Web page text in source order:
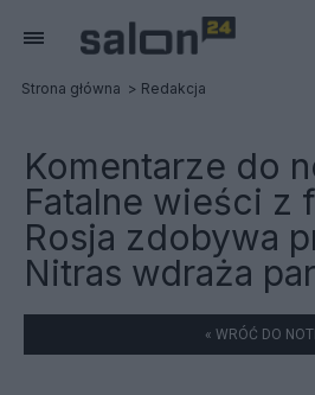
Strona główna Redakcja
Komentarze do
Fatalne wieści z
Rosja zdobywa
Nitras wdraża
« WRÓĆ DO